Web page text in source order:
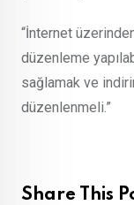
“İnternet
düzenleme
sağlamak ve
düzenlenmeli.”
Share This